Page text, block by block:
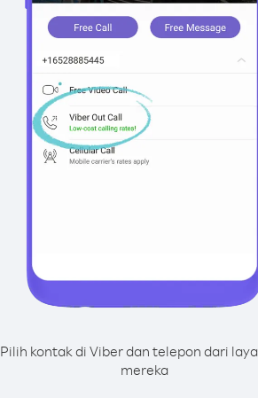
Pilih kontak di Viber dan telepon dari
mereka